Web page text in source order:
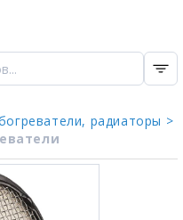
радиаторы >